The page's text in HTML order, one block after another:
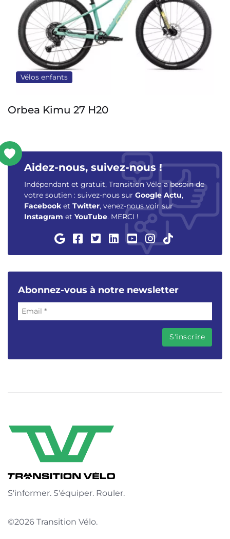
Vélos enfants
Orbea Kimu 27 H20
Aidez-nous, suivez-nous !
Indépendant et gratuit, Transition Vélo a besoin de
votre soutien : suivez-nous sur Google Actu,
Facebook et Twitter, venez-nous voir sur
Instagram et YouTube. MERCI !
Abonnez-vous à notre newsletter
S'informer. S'équiper. Rouler.
©2026 Transition Vélo.